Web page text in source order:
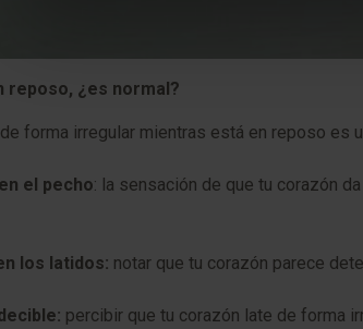
reposo, ¿es normal?
forma irregular mientras está en reposo
el pecho: la sensación de que tu corazón
los latidos: notar que tu corazón parece
percibir que tu corazón late de forma